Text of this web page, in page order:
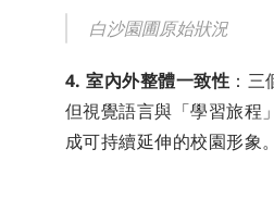
白沙園圃原始狀況
4. 室內外整體一致性：三
但視覺語言與「學習旅程
成可持續延伸的校園形象。